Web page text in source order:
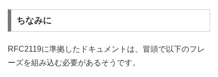
ちなみに
RFC2119に準拠したドキュメントは、冒頭で以下のフレ
ーズを組み込む必要があるそうです。